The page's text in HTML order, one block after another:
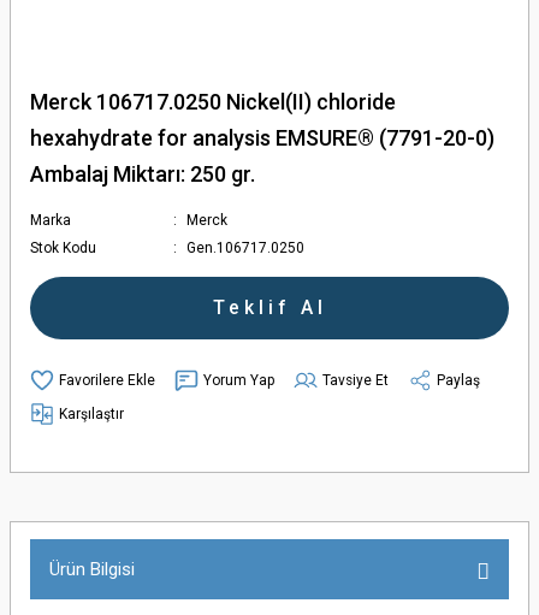
Merck 106717.0250 Nickel(II) chloride
hexahydrate for analysis EMSURE® (7791-20-0)
Ambalaj Miktarı: 250 gr.
Marka
Merck
Stok Kodu
Gen.106717.0250
Teklif Al
Yorum Yap Tavsiye Et
Paylaş
Karşılaştır
Ürün Bilgisi